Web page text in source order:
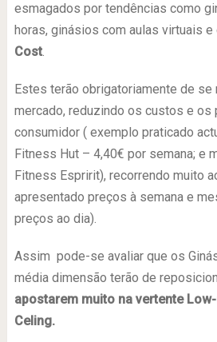
esmagados por tendências como
horas, ginásios com aulas virtuais e
Cost.
Estes terão obrigatoriamente de se
mercado, reduzindo os custos e os
consumidor ( exemplo praticado
Fitness Hut – 4,40€ por semana; e
Fitness Espririt), recorrendo muito
apresentado preços à semana e
preços ao dia).
Assim pode-se avaliar que os
média dimensão terão de
apostarem muito na vertente
Celing.